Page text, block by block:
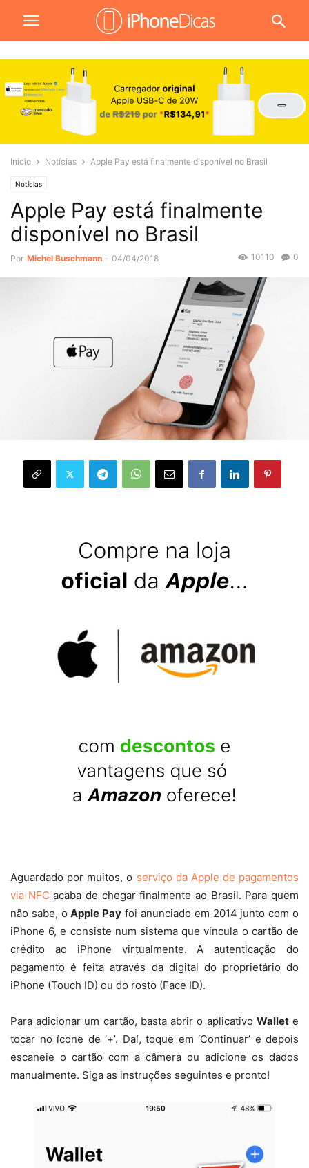
Início Notícias Apple Pay está finalmente disponível no Brasil
Notícias
Apple Pay está finalmente
disponível no Brasil
Por Michel Buschmann - 04/04/2018 0
10110
Aguardado por muitos, o serviço da Apple de pagamentos
via NFC acaba de chegar finalmente ao Brasil. Para quem
não sabe, oApple Pay foi anunciado em 2014 junto com o
iPhone 6, e consiste num sistema que vincula o cartão de
crédito ao iPhone virtualmente. A autenticação do
pagamento é feita através da digital do proprietário do
iPhone (Touch ID) ou do rosto (Face ID).
Para adicionar um cartão, basta abrir o aplicativo Wallete
tocar no ícone de ‘+’. Daí, toque em ‘Continuar’ e depois
escaneie o cartão com a câmera ou adicione os dados
manualmente. Siga as instruções seguintes e pronto!